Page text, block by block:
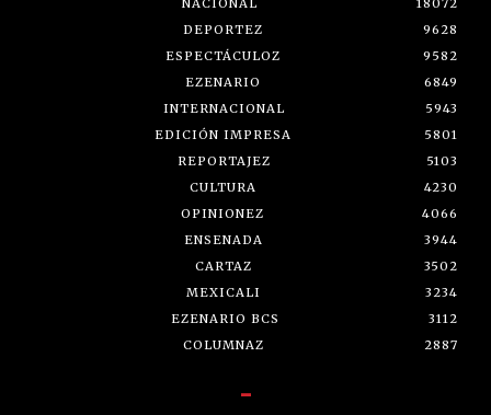
DEPORTEZ
9628
ESPECTÁCULOZ
9582
EZENARIO
6849
INTERNACIONAL
5943
EDICIÓN IMPRESA
5801
REPORTAJEZ
5103
CULTURA
4230
OPINIONEZ
4066
ENSENADA
3944
CARTAZ
3502
MEXICALI
3234
EZENARIO BCS
3112
COLUMNAZ
2887
-